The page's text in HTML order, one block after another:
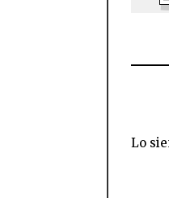
Lo